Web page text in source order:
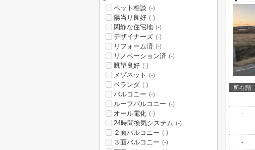
所在階
-
-
ペット相談 (-)
陽当り良好 (-)
閑静な住宅地 (-)
デザイナーズ (-)
リフォーム済 (-)
リノベーション済 (-)
眺望良好 (-)
メゾネット (-)
ベランダ (-)
バルコニー (-)
ルーフバルコニー (-)
オール電化 (-)
24時間換気システム (-)
２面バルコニー (-)
３面バルコニー (-)